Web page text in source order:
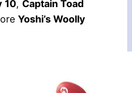
10, Captain Toad
Yoshi’s Woolly